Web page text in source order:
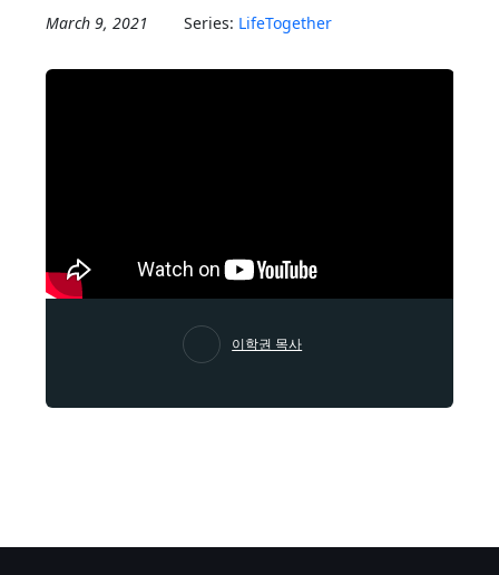
March 9, 2021 Series: LifeTogether
이학권 목사